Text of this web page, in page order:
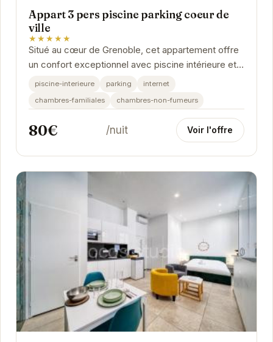
Appart 3 pers piscine parking coeur de
ville
★★★★★
Situé au cœur de Grenoble, cet appartement offre
un confort exceptionnel avec piscine intérieure et
parking. Idéal pour 3 personnes, il est...
piscine-interieure parking
internet
chambres-familiales
chambres-non-fumeurs
80€ /nuit Voir l'offre